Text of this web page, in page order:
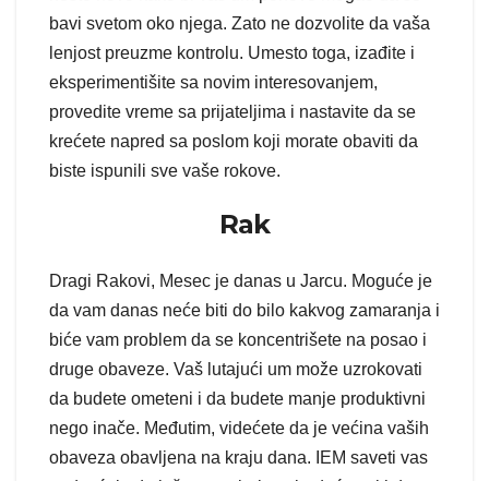
bavi svetom oko njega. Zato ne dozvolite da vaša
lenjost preuzme kontrolu. Umesto toga, izađite i
eksperimentišite sa novim interesovanjem,
provedite vreme sa prijateljima i nastavite da se
krećete napred sa poslom koji morate obaviti da
biste ispunili sve vaše rokove.
Rak
Dragi Rakovi, Mesec je danas u Jarcu. Moguće je
da vam danas neće biti do bilo kakvog zamaranja i
biće vam problem da se koncentrišete na posao i
druge obaveze. Vaš lutajući um može uzrokovati
da budete ometeni i da budete manje produktivni
nego inače. Međutim, videćete da je većina vaših
obaveza obavljena na kraju dana. IEM saveti vas